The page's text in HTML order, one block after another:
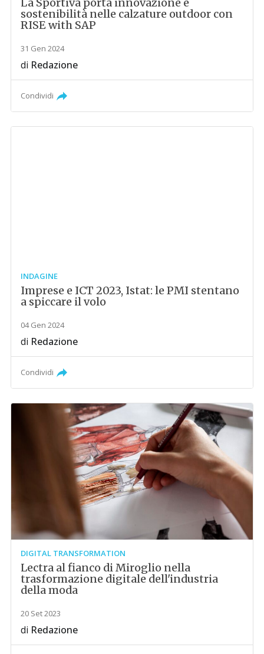
sostenibilità nelle calzature outdoor con
RISE with SAP
31 Gen 2024
di Redazione
Condividi
INDAGINE
Imprese e ICT 2023, Istat: le PMI stentano
a spiccare il volo
04 Gen 2024
di Redazione
Condividi
DIGITAL TRANSFORMATION
Lectra al fianco di Miroglio nella
trasformazione digitale dell'industria
della moda
20 Set 2023
di Redazione